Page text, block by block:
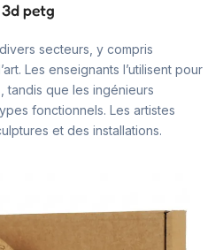
petg
secteurs, y compris
Les enseignants l’utilisent pour
que les ingénieurs
fonctionnels. Les artistes
et des installations.